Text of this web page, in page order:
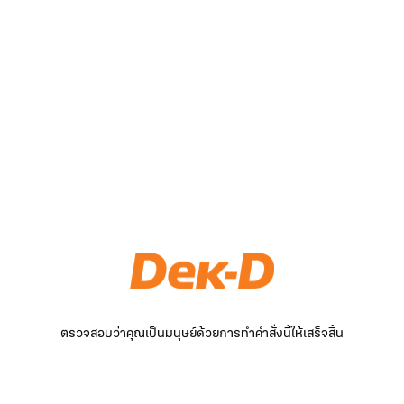
ตรวจสอบว่าคุณเป็นมนุษย์ด้วยการทำคำสั่งนี้ให้เสร็จสิ้น